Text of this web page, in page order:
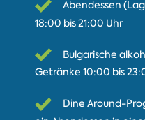
Abendessen
18:00 bis 21:00 Uhr
Bulgarische
Getränke 10:00 bis
Dine Around-